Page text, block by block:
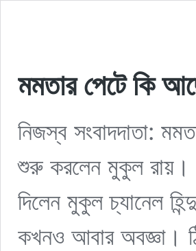
মমতার পেটে কি
নিজস্ব সংবাদদাতা:
শুরু করলেন মুকুল রায়।
দিলেন মুকুল চ্যানেল
কখনও আবার অবজ্ঞা।